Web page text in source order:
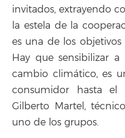
invitados, extrayendo
la estela de la
es una de los objetivos
Hay que sensibilizar
cambio climático, es
consumidor hasta el
Gilberto Martel,
uno de los grupos.